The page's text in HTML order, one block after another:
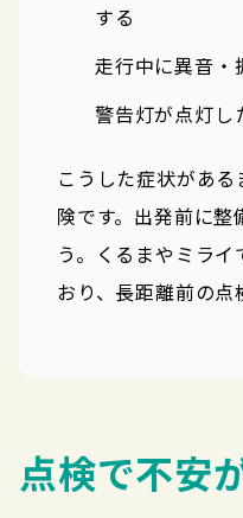
する
走行中に異音・
警告灯が点灯し
こうした症状があ
険です。出発前に整
う。くるまやミライ
おり、長距離前の点
点検で不安